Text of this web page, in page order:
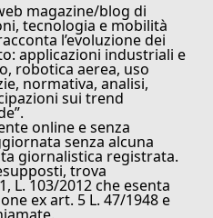
magazine/blog di
tecnologia e mobilità
l’evoluzione dei
applicazioni industriali e
robotica aerea, uso
normativa, analisi,
sui trend
online e senza
senza alcuna
giornalistica registrata.
trova
L. 103/2012 che esenta
ex art. 5 L. 47/1948 e